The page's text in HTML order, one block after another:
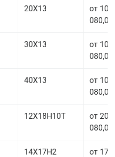
20Х13
от 101
080,00
30Х13
от 101
080,00
40Х13
от 101
080,00
12Х18Н10Т
от 208
080,00
14Х17Н2
от 177